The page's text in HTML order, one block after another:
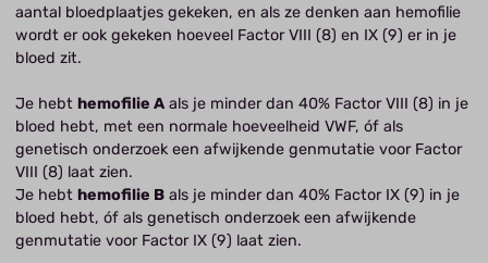
aantal bloedplaatjes gekeken, en als ze denken aan hemofilie
wordt er ook gekeken hoeveel Factor VIII (8) en IX (9) er in je
bloed zit.
Je hebthemofilie A als je minder dan 40% Factor VIII (8) in je
bloed hebt, met een normale hoeveelheid VWF, óf als
genetisch onderzoek een afwijkende genmutatie voor Factor
VIII (8) laat zien.
Je hebthemofilie B als je minder dan 40% Factor IX (9) in je
bloed hebt, óf als genetisch onderzoek een afwijkende
genmutatie voor Factor IX (9) laat zien.